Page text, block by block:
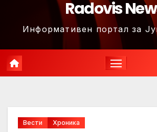
Radovis
Информативен портал за
Вести Хроника